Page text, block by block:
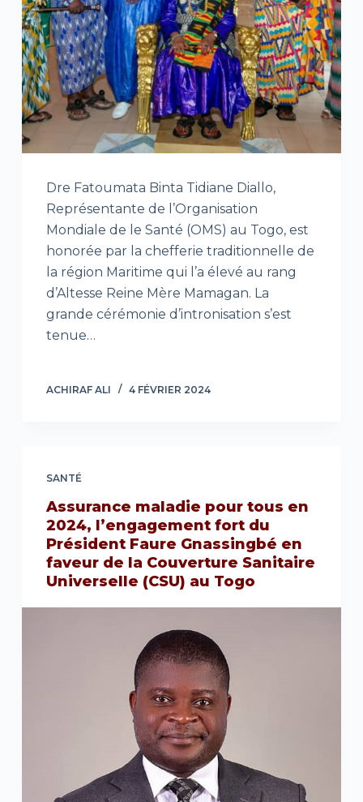
Dre Fatoumata Binta Tidiane Diallo,
Représentante de l’Organisation
Mondiale de le Santé (OMS) au Togo, est
honorée par la chefferie traditionnelle de
la région Maritime qui l’a élevé au rang
d’Altesse Reine Mère Mamagan. La
grande cérémonie d’intronisation s’est
tenue…
ACHIRAF ALI 4 FÉVRIER 2024
SANTÉ
Assurance maladie pour tous en
2024, l’engagement fort du
Président Faure Gnassingbé en
faveur de la Couverture Sanitaire
Universelle (CSU) au Togo